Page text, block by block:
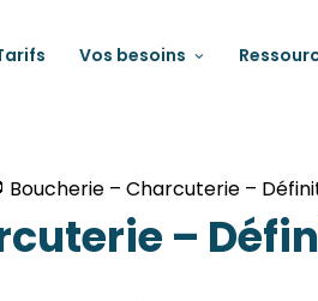
Vos besoins
Boucherie – Charcuterie –
–